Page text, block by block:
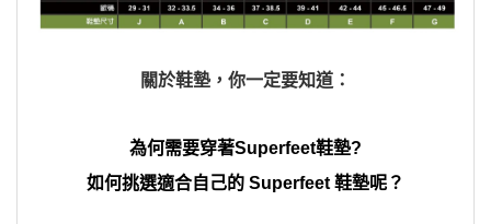
關於鞋墊，你一定要知道：
為何需要穿著Superfeet鞋墊?
如何挑選適合自己的 Superfeet 鞋墊呢？